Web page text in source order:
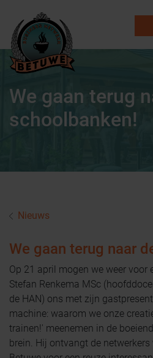
We gaan terug
schoolbanken!
Nieuws
We gaan terug naar
Op 21 april mogen we weer voor
Stefan Renkema MSc
de HAN) ons met zijn
machine: waarom we onze
trainen!' meenemen in de
brein. Hij ontvangt de